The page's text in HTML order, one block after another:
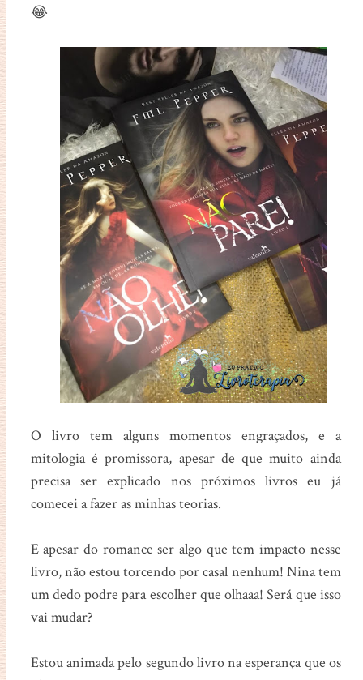
😂
O livro tem alguns momentos engraçados, e a
mitologia é promissora, apesar de que muito ainda
precisa ser explicado nos próximos livros eu já
comecei a fazer as minhas teorias.
E apesar do romance ser algo que tem impacto nesse
livro, não estou torcendo por casal nenhum! Nina tem
um dedo podre para escolher que olhaaa! Será que isso
vai mudar?
Estou animada pelo segundo livro na esperança que os